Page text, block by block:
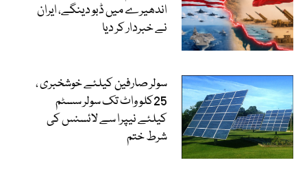
اندھیرے میں ڈبو دینگے، ایران
نے خبردار کر دیا
سولر صارفین کیلئے خوشخبری ،
25کلو واٹ تک سولر سسٹم
کیلئے نیپرا سے لائسنس کی
شرط ختم